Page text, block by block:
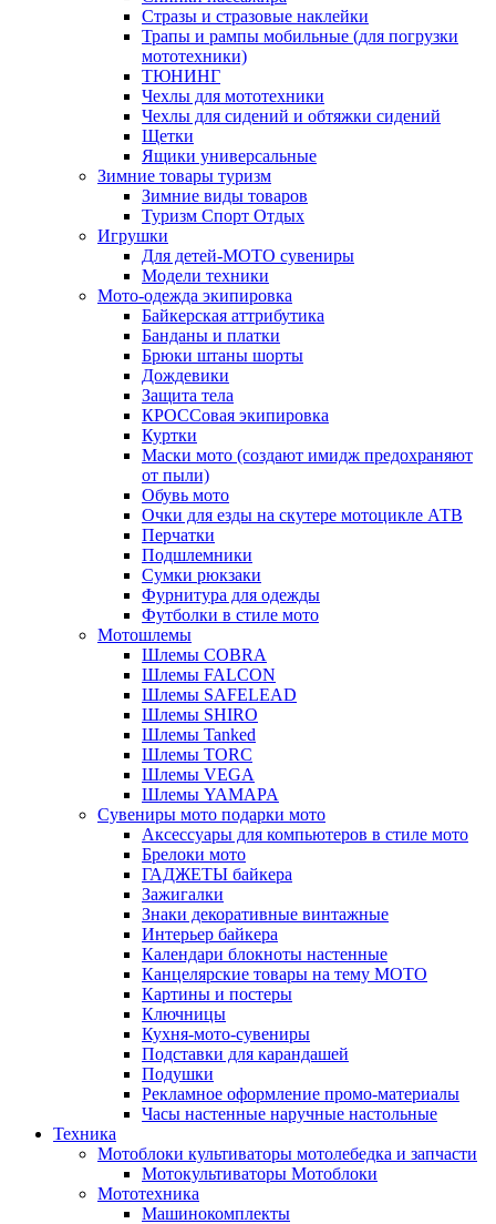
Стразы и стразовые наклейки
Трапы и рампы мобильные (для погрузки
мототехники)
ТЮНИНГ
Чехлы для мототехники
Чехлы для сидений и обтяжки сидений
Щетки
Ящики универсальные
Зимние товары туризм
Зимние виды товаров
Туризм Спорт Отдых
Игрушки
Для детей-МОТО сувениры
Модели техники
Мото-одежда экипировка
Байкерская аттрибутика
Банданы и платки
Брюки штаны шорты
Дождевики
Защита тела
КРОССовая экипировка
Куртки
Маски мото (создают имидж предохраняют
от пыли)
Обувь мото
Очки для езды на скутере мотоцикле АТВ
Перчатки
Подшлемники
Сумки рюкзаки
Фурнитура для одежды
Футболки в стиле мото
Мотошлемы
Шлемы COBRA
Шлемы FALCON
Шлемы SAFELEAD
Шлемы SHIRO
Шлемы Tanked
Шлемы TORC
Шлемы VEGA
Шлемы YAMAPA
Сувениры мото подарки мото
Аксессуары для компьютеров в стиле мото
Брелоки мото
ГАДЖЕТЫ байкера
Зажигалки
Знаки декоративные винтажные
Интерьер байкера
Календари блокноты настенные
Канцелярские товары на тему МОТО
Картины и постеры
Ключницы
Кухня-мото-сувениры
Подставки для карандашей
Подушки
Рекламное оформление промо-материалы
Часы настенные наручные настольные
Техника
Мотоблоки культиваторы мотолебедка и запчасти
Мотокультиваторы Мотоблоки
Мототехника
Машинокомплекты